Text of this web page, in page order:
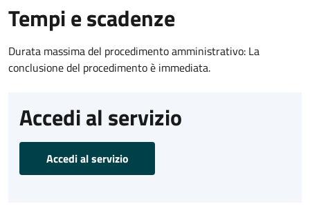
Tempi e scadenze
Durata massima del procedimento amministrativo: La
conclusione del procedimento è immediata.
Accedi al servizio
Accedi al servizio